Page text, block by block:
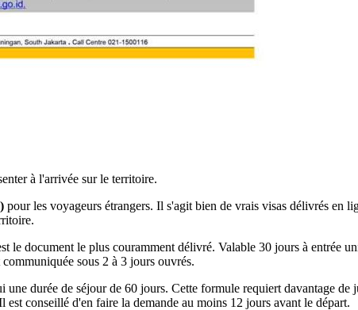
à l'arrivée sur le territoire.
pour les voyageurs étrangers. Il s'agit bien de vrais visas délivrés en
le document le plus couramment délivré. Valable 30 jours à entrée
sous 2 à 3 jours ouvrés.
durée de séjour de 60 jours. Cette formule requiert davantage
conseillé d'en faire la demande au moins 12 jours avant le départ.